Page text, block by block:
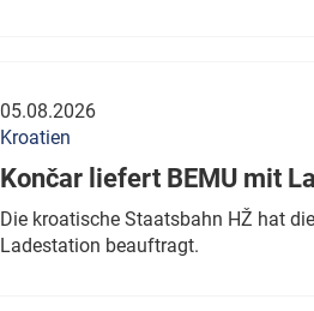
05.08.2026
Kroatien
Končar liefert BEMU mit
Die kroatische Staatsbahn HŽ hat
Ladestation beauftragt.